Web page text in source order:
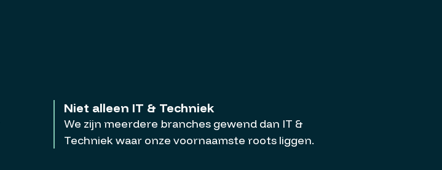
Niet alleen IT & Techniek
We zijn meerdere branches gewend dan IT &
Techniek waar onze voornaamste roots liggen.